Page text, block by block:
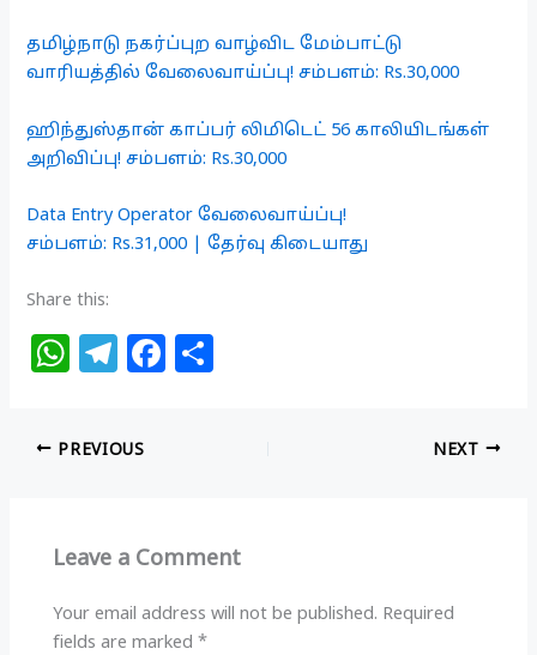
தமிழ்நாடு நகர்ப்புற வாழ்விட மேம்பாட்டு
வாரியத்தில் வேலைவாய்ப்பு! சம்பளம்: Rs.30,000
ஹிந்துஸ்தான் காப்பர் லிமிடெட் 56 காலியிடங்கள்
அறிவிப்பு! சம்பளம்: Rs.30,000
Data Entry Operator வேலைவாய்ப்பு!
சம்பளம்: Rs.31,000 | தேர்வு கிடையாது
Share this:
W
at
s
p
T
e
g
m
F
o
k
PREVIOUS NEXT
Leave a Comment
Your email address will not be published. Required
fields are marked*